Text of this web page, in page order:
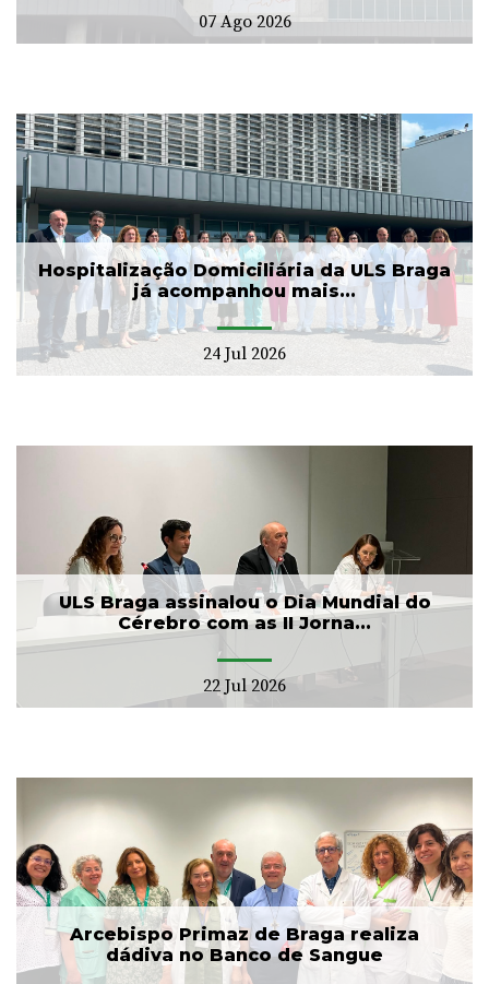
07 Ago 2026
Hospitalização Domiciliária da ULS Braga
já acompanhou mais...
24 Jul 2026
ULS Braga assinalou o Dia Mundial do
Cérebro com as II Jorna...
22 Jul 2026
Arcebispo Primaz de Braga realiza
dádiva no Banco de Sangue